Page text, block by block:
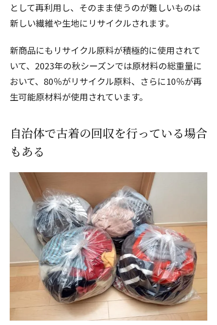
として再利用し、そのまま使うのが難しいものは
新しい繊維や生地にリサイクルされます。
新商品にもリサイクル原料が積極的に使用されて
いて、2023年の秋シーズンでは原材料の総重量に
おいて、80％がリサイクル原料、さらに10％が再
生可能原材料が使用されています。
自治体で古着の回収を行っている場合
もある